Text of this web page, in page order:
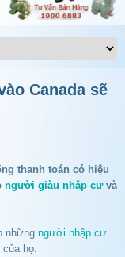
Canada sẽ
thanh toán có hiệu
người giàu nhập cưvà
những người nhập cư
họ.